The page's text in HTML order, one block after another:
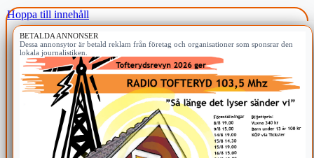
Hoppa till innehåll
BETALDA ANNONSER
Dessa annonsytor är betald reklam från företag och organisationer som sponsrar den
lokala journalistiken.